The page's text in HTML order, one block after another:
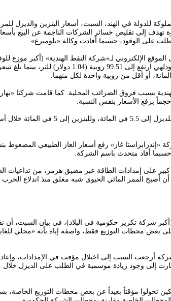
للدولة في الهند، السبت، أسعار البنزين والديزل للمرة
إلى تقليص خسائر الشركات الناجمة عن البيع
على الوقود، حسبما أفادت وكالة «بلومبرغ».
الإلكتروني لـ«شركة النفط الهندية» (أكبر موزع
بسبب فروق الضرائب المحلية. كما قامت شركتا
برفع الأسعار بنفس النسبة.
وبهذا ترتفع الزيادات التراكمية للديزل إلى 5.5 في المائة،
أفاد متحدث باسم الشركة.
كبير على إمدادات الطاقة عبر مضيق هرمز، من تداعيات
أصبح الممر المائي الحيوي شبه مغلق منذ اندلاع
شركة تكرير حكومية في البلاد)، في بيان السبت، أن
على بعض محطات التوزيع فقط، واصفة إياه بأنه «محلي
أرجعت السبب إلى اختلال مؤقت في الإمدادات،
إلى وجود زيادة موسمية في الطلب على الديزل
تحولوا مؤقتاً بعيداً عن بعض محطات التوزيع الخاصة،